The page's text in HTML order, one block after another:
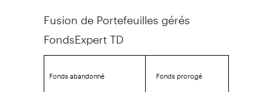
Fusion de Portefeuilles gérés
FondsExpert TD
Fonds abandonné Fonds prorogé